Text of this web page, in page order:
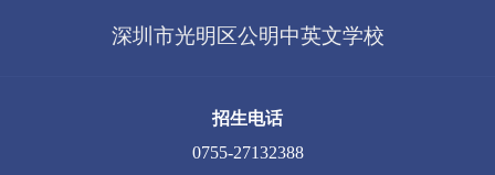
深圳市光明区公明中英文学校
招生电话
0755-27132388